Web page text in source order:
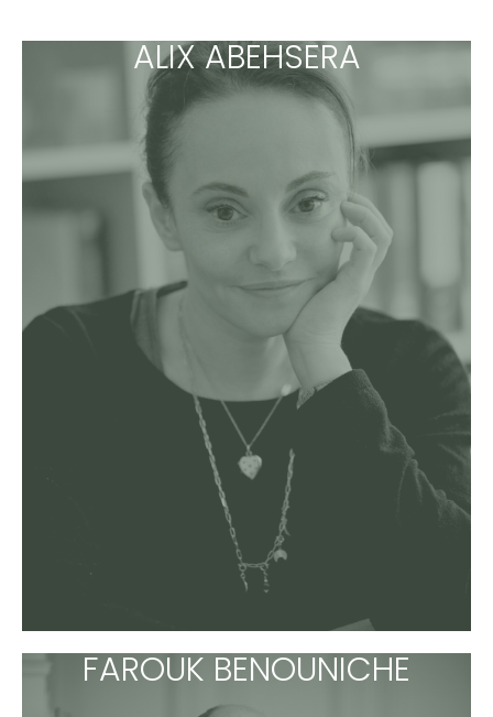
ALIX ABEHSERA
FAROUK BENOUNICHE